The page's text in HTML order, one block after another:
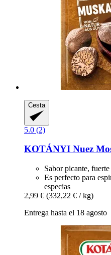
Cesta
5.0 (2)
KOTÁNYI Nuez
Sabor picante,
Es perfecto para
especias
2,99 € (332,22 € / kg)
Entrega hasta el 18 agosto